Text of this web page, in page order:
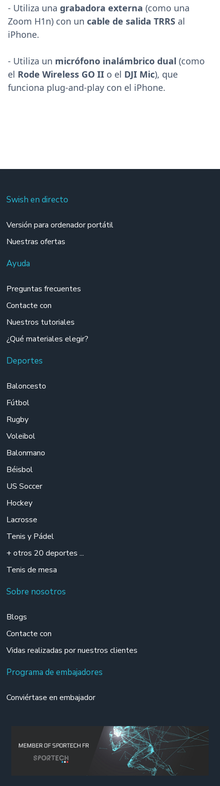
- Utiliza una grabadora externa (como una
Zoom H1n) con un cable de salida TRRS al
iPhone.
- Utiliza un micrófono inalámbrico dual (como
el Rode Wireless GO II o el DJI Mic), que
funciona plug-and-play con el iPhone.
Swish en directo
Versión para ordenador portátil
Nuestras ofertas
Ayuda
Preguntas frecuentes
Contacte con
Nuestros tutoriales
¿Qué materiales elegir?
Deportes
Baloncesto
Fútbol
Rugby
Voleibol
Balonmano
Béisbol
US Soccer
Hockey
Lacrosse
Tenis y Pádel
+ otros 20 deportes ...
Tenis de mesa
Sobre nosotros
Blogs
Contacte con
Vidas realizadas por nuestros clientes
Programa de embajadores
Conviértase en embajador